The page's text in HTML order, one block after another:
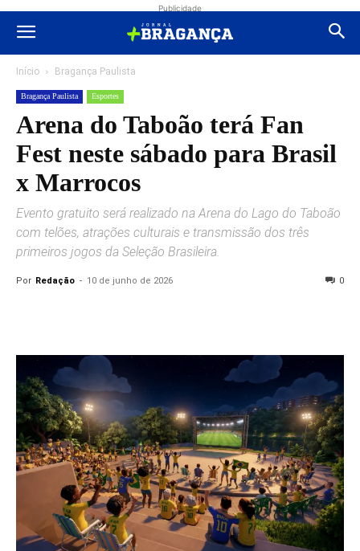
Publicidade
Início Bragança Paulista
Bragança Paulista Esportes
Arena do Taboão terá Fan
Fest neste sábado para Brasil
x Marrocos
Evento gratuito será realizado na Arena do Lago do Taboão
com telões, atrações culturais e transmissão dos três
primeiros jogos da Seleção Brasileira.
Por Redação - 10 de junho de 2026 0